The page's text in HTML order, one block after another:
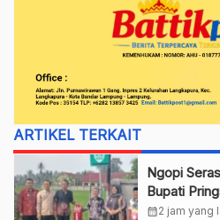
ARTIKEL TERKAIT
Ngopi
Bupati
Warga
calendar_month2 jam yang